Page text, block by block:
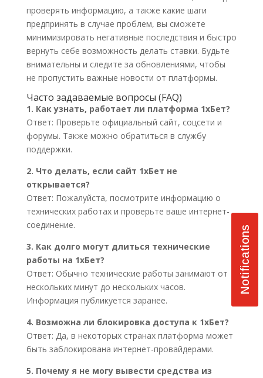
проверять информацию, а также какие шаги
предпринять в случае проблем, вы сможете
минимизировать негативные последствия и быстро
вернуть себе возможность делать ставки. Будьте
внимательны и следите за обновлениями, чтобы
не пропустить важные новости от платформы.
Часто задаваемые вопросы (FAQ)
1. Как узнать, работает ли платформа 1хБет?
Ответ: Проверьте официальный сайт, соцсети и
форумы. Также можно обратиться в службу
поддержки.
2. Что делать, если сайт 1хБет не
открывается?
Ответ: Пожалуйста, посмотрите информацию о
технических работах и проверьте ваше интернет-
соединение.
3. Как долго могут длиться технические
работы на 1хБет?
Ответ: Обычно технические работы занимают от
нескольких минут до нескольких часов.
Информация публикуется заранее.
4. Возможна ли блокировка доступа к 1хБет?
Ответ: Да, в некоторых странах платформа может
быть заблокирована интернет-провайдерами.
5. Почему я не могу вывести средства из
Notifications